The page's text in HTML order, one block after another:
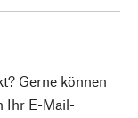
Gerne können
Ihr E-Mail-